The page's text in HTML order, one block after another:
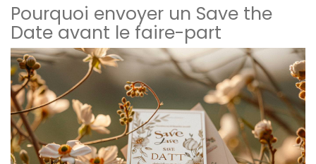
Pourquoi envoyer un Save the
Date avant le faire-part